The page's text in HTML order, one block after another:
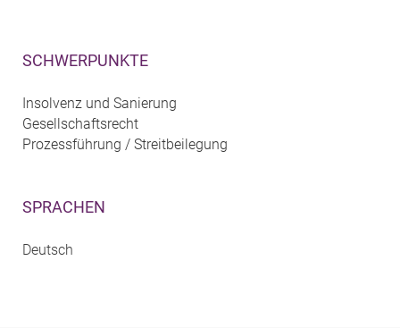
SCHWERPUNKTE
Insolvenz und Sanierung
Gesellschaftsrecht
Prozessführung / Streitbeilegung
SPRACHEN
Deutsch